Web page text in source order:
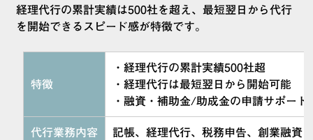
経理代行の累計実績は500社を超え、最短翌日から代行
を開始できるスピード感が特徴です。
特徴
・経理代行の累計実績500社超
・経理代行は最短翌日から開始可能
・融資・補助金/助成金の申請サポー
代行業務内容 記帳、経理代行、税務申告、創業融資